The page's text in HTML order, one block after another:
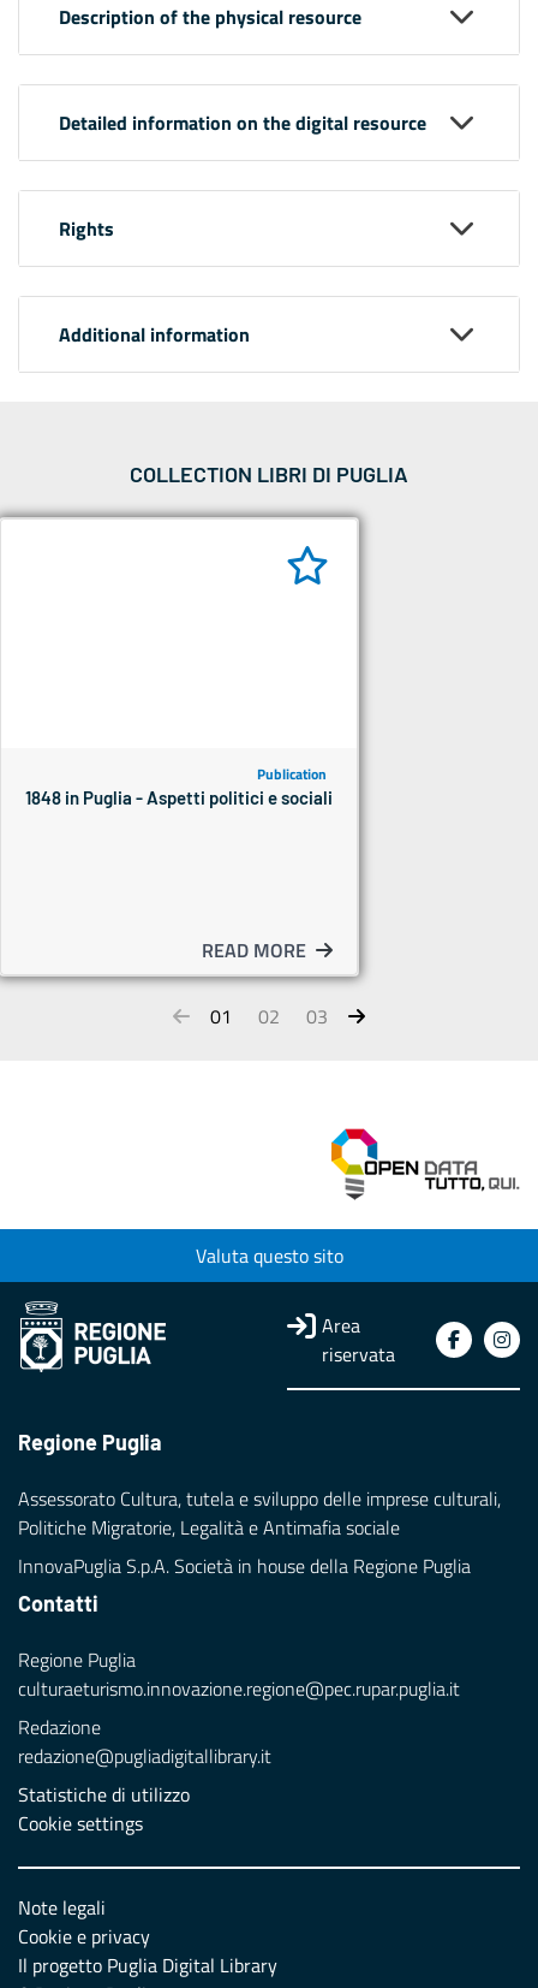
Description of the physical resource
Detailed information on the digital resource
Rights
Additional information
COLLECTION LIBRI DI PUGLIA
Publication
1848 in Puglia - Aspetti politici e sociali
READ MORE
01 02 03
Valuta questo sito
Area
riservata
Regione Puglia
Assessorato Cultura, tutela e sviluppo delle imprese culturali,
Politiche Migratorie, Legalità e Antimafia sociale
InnovaPuglia S.p.A. Società in house della Regione Puglia
Contatti
Regione Puglia
culturaeturismo.innovazione.regione@pec.rupar.puglia.it
Redazione
redazione@pugliadigitallibrary.it
Statistiche di utilizzo
Cookie settings
Note legali
Cookie e privacy
Il progetto Puglia Digital Library